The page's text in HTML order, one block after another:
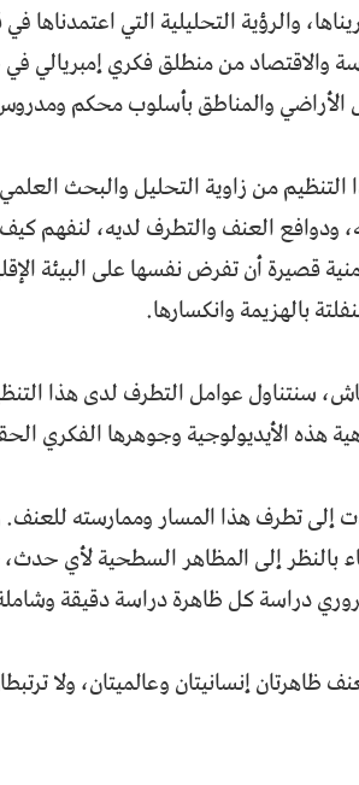
والرؤية التحليلية التي اعتمدناها
والاقتصاد من منطلق فكري إمبريالي
الأراضي والمناطق بأسلوب محكم
التنظيم من زاوية التحليل والبحث
العنف والتطرف لديه، لنفهم
قصيرة أن تفرض نفسها على البيئة
بالهزيمة وانكسارها.
سنتناول عوامل التطرف لدى هذا
هذه الأيديولوجية وجوهرها الفكري
تطرف هذا المسار وممارسته للعنف.
بالنظر إلى المظاهر السطحية لأي
دراسة كل ظاهرة دراسة دقيقة
ظاهرتان إنسانيتان وعالميتان، ولا